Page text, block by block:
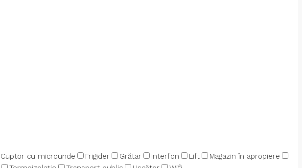
Cuptor cu microunde Frigider Grătar Interfon Lift
Magazin în apropiere